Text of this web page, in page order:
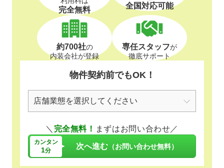
完全無料 全国対応可能
約700社の
内装会社が登録
専任スタッフが
徹底サポート
物件契約前でもOK！
＼ 完全無料！ まずはお問い合わせ／
カンタン
1分 次へ進む （お問い合わせ無料）